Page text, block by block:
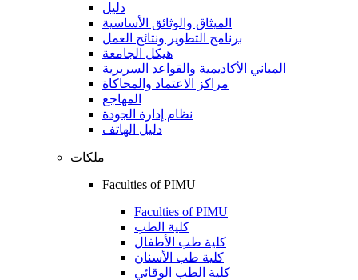
دليل
الميثاق والوثائق الأساسية
برنامج التطوير ونتائج العمل
هيكل الجامعة
المباني الأكاديمية والقواعد السريرية
مراكز الاعتماد والمحاكاة
المهاجع
نظام إدارة الجودة
دليل الهاتف
ملكات
Faculties of PIMU
Faculties of PIMU
كلية الطب
كلية طب الأطفال
كلية طب الأسنان
كلية الطب الوقائي